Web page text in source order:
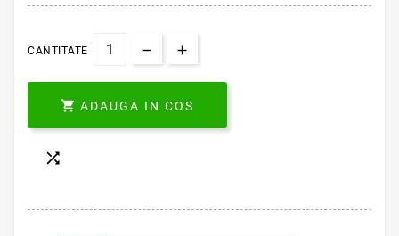
CANTITATE
 ADAUGA IN COS
